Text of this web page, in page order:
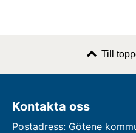
Till
Kontakta oss
Postadress: Götene